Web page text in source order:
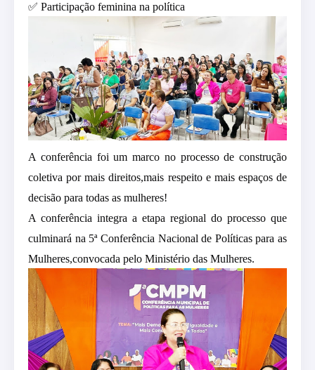
✅ Participação feminina na política
A conferência foi um marco no processo de construção
coletiva por mais direitos,mais respeito e mais espaços de
decisão para todas as mulheres!
A conferência integra a etapa regional do processo que
culminará na 5ª Conferência Nacional de Políticas para as
Mulheres,convocada pelo Ministério das Mulheres.